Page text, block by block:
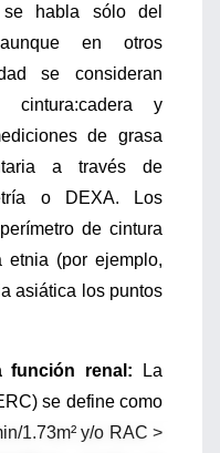
se habla sólo del
en otros
se consideran
y
de grasa
a través de
o DEXA. Los
de cintura
etnia (por ejemplo,
asiática los puntos
función renal: La
se define como
1.73m² y/o RAC >